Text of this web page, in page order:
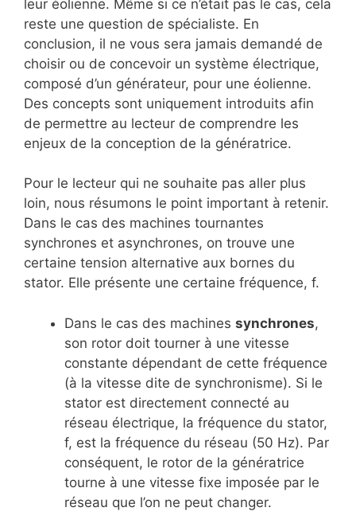
leur éolienne. Même si ce n’était pas le cas, cela
reste une question de spécialiste. En
conclusion, il ne vous sera jamais demandé de
choisir ou de concevoir un système électrique,
composé d’un générateur, pour une éolienne.
Des concepts sont uniquement introduits afin
de permettre au lecteur de comprendre les
enjeux de la conception de la génératrice.
Pour le lecteur qui ne souhaite pas aller plus
loin, nous résumons le point important à retenir.
Dans le cas des machines tournantes
synchrones et asynchrones, on trouve une
certaine tension alternative aux bornes du
stator. Elle présente une certaine fréquence, f.
Dans le cas des machines synchrones,
son rotor doit tourner à une vitesse
constante dépendant de cette fréquence
(à la vitesse dite de synchronisme). Si le
stator est directement connecté au
réseau électrique, la fréquence du stator,
f, est la fréquence du réseau (50 Hz). Par
conséquent, le rotor de la génératrice
tourne à une vitesse fixe imposée par le
réseau que l’on ne peut changer.